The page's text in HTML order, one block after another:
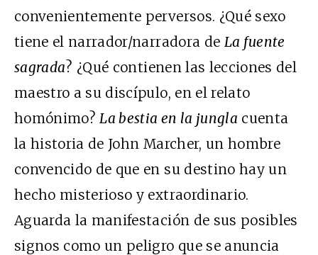
convenientemente perversos. ¿Qué sexo
tiene el narrador/narradora de La fuente
sagrada? ¿Qué contienen las lecciones del
maestro a su discípulo, en el relato
homónimo? La bestia en la jungla cuenta
la historia de John Marcher, un hombre
convencido de que en su destino hay un
hecho misterioso y extraordinario.
Aguarda la manifestación de sus posibles
signos como un peligro que se anuncia